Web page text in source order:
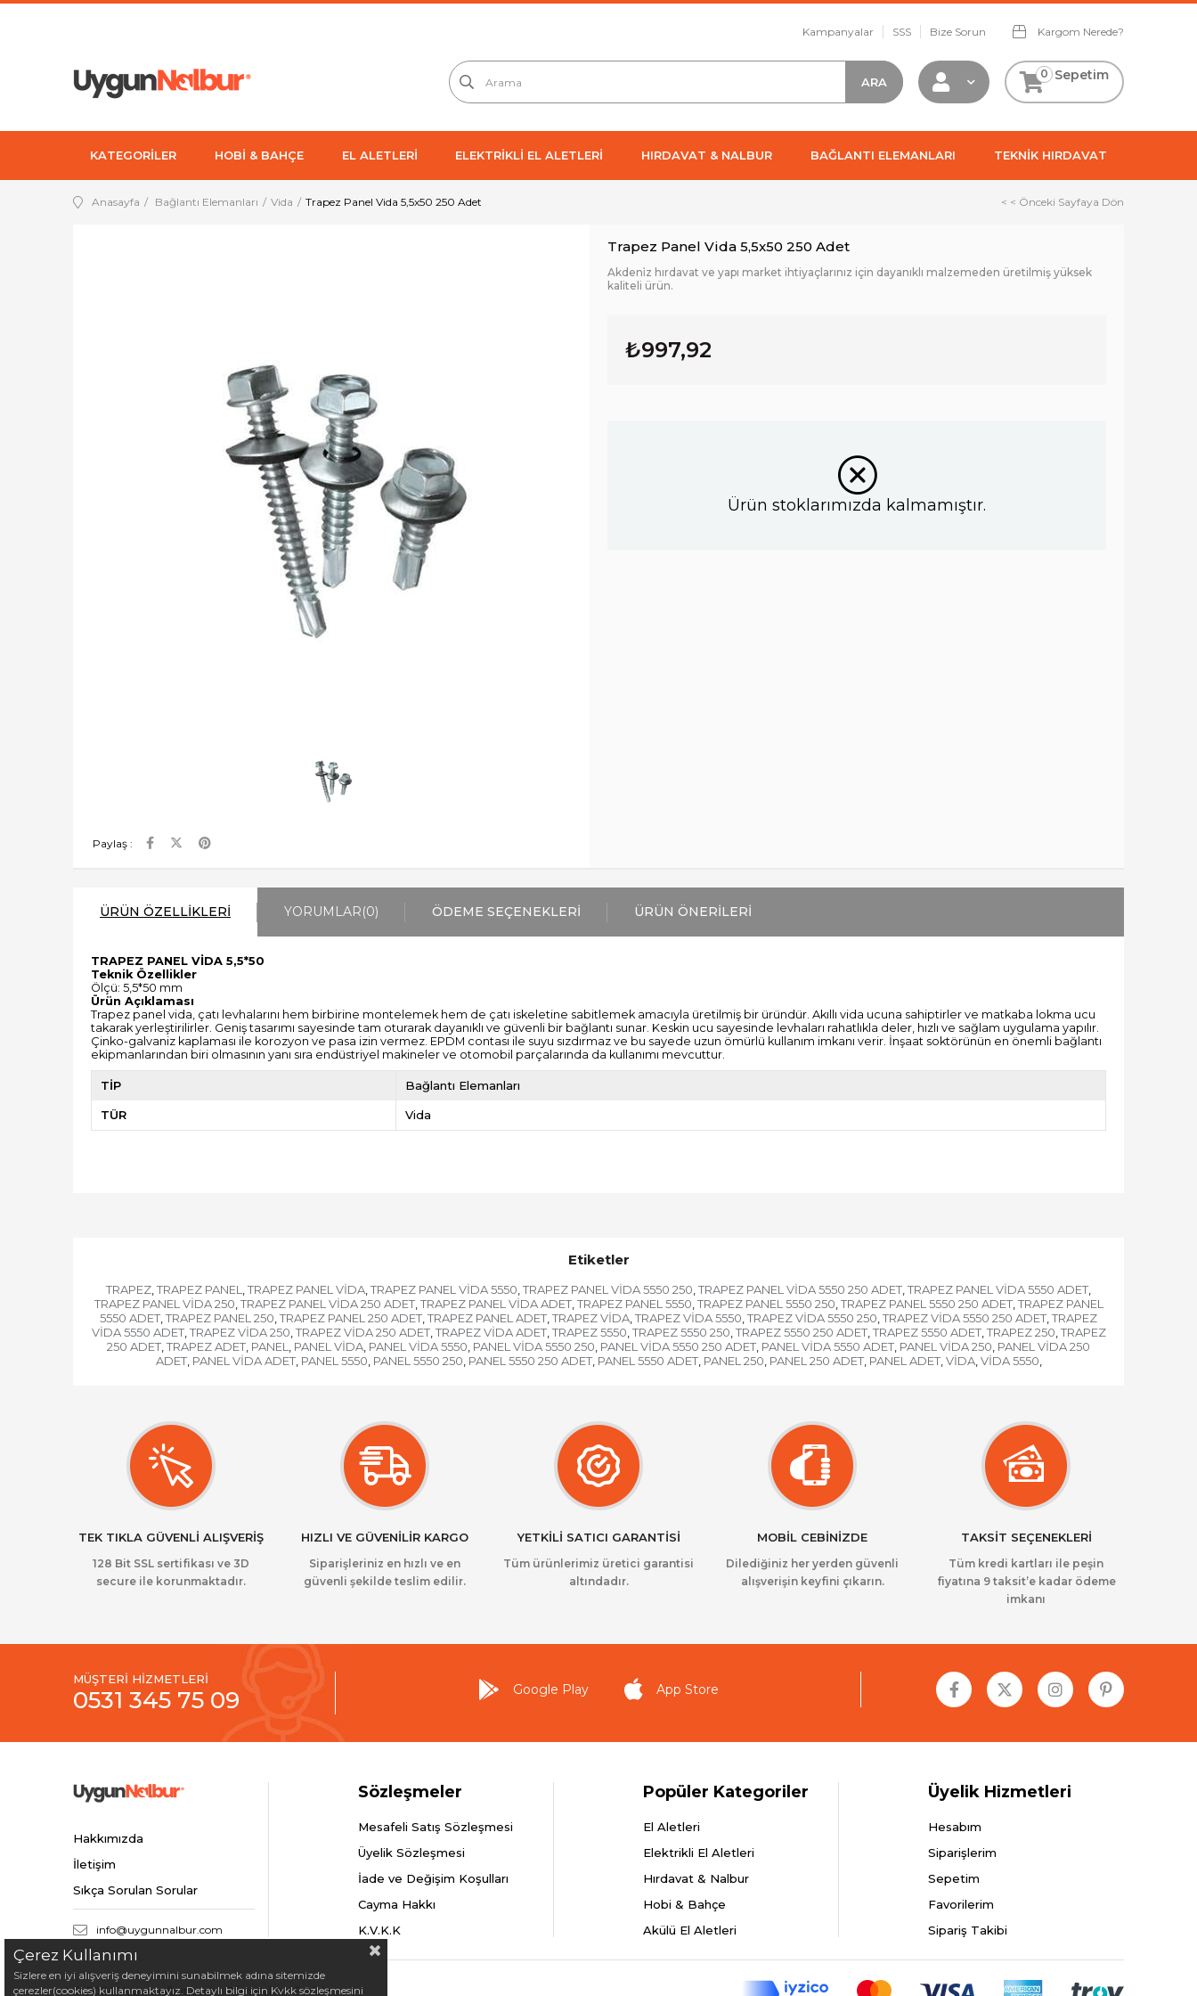
Kampanyalar SSS Bize Sorun Kargom Nerede?
Sepetim
0
KATEGORİLER HOBİ & BAHÇE EL ALETLERİ ELEKTRİKLİ EL ALETLERİ HIRDAVAT & NALBUR BAĞLANTI ELEMANLARI TEKNİK HIRDAVAT
Anasayfa Bağlantı Elemanları Vida Trapez Panel Vida 5,5x50 250 Adet < < Önceki Sayfaya Dön
Paylaş :
Trapez Panel Vida 5,5x50 250 Adet
Akdeni̇z hırdavat ve yapı market ihtiyaçlarınız için dayanıklı malzemeden üretilmiş yüksek
kaliteli ürün.
₺997,92
Ürün stoklarımızda kalmamıştır.
ÜRÜN ÖZELLIKLERI YORUMLAR(0) ÖDEME SEÇENEKLERI ÜRÜN ÖNERILERI
TRAPEZ PANEL VİDA 5,5*50
Teknik Özellikler
Ölçü: 5,5*50 mm
Ürün Açıklaması
Trapez panel vida, çatı levhalarını hem birbirine montelemek hem de çatı iskeletine sabitlemek amacıyla üretilmiş bir üründür. Akıllı vida ucuna sahiptirler ve matkaba lokma ucu
takarak yerleştirilirler. Geniş tasarımı sayesinde tam oturarak dayanıklı ve güvenli bir bağlantı sunar. Keskin ucu sayesinde levhaları rahatlıkla deler, hızlı ve sağlam uygulama yapılır.
Çinko-galvaniz kaplaması ile korozyon ve pasa izin vermez. EPDM contası ile suyu sızdırmaz ve bu sayede uzun ömürlü kullanım imkanı verir. İnşaat soktörünün en önemli bağlantı
ekipmanlarından biri olmasının yanı sıra endüstriyel makineler ve otomobil parçalarında da kullanımı mevcuttur.
TİP Bağlantı Elemanları
TÜR Vida
Etiketler
TRAPEZ, TRAPEZ PANEL , TRAPEZ PANEL VİDA, TRAPEZ PANEL VİDA 5550, TRAPEZ PANEL VİDA 5550 250, TRAPEZ PANEL VİDA 5550 250 ADET, TRAPEZ PANEL VİDA 5550 ADET,
TRAPEZ PANEL VİDA 250, TRAPEZ PANEL VİDA 250 ADET, TRAPEZ PANEL VİDA ADET, TRAPEZ PANEL 5550, TRAPEZ PANEL 5550 250, TRAPEZ PANEL 5550 250 ADET, TRAPEZ PANEL
5550 ADET, TRAPEZ PANEL 250, TRAPEZ PANEL 250 ADET, TRAPEZ PANEL ADET, TRAPEZ VİDA, TRAPEZ VİDA 5550, TRAPEZ VİDA 5550 250, TRAPEZ VİDA 5550 250 ADET, TRAPEZ
VİDA 5550 ADET, TRAPEZ VİDA 250, TRAPEZ VİDA 250 ADET, TRAPEZ VİDA ADET, TRAPEZ 5550, TRAPEZ 5550 250, TRAPEZ 5550 250 ADET, TRAPEZ 5550 ADET, TRAPEZ 250, TRAPEZ
250 ADET, TRAPEZ ADET, PANEL , PANEL VİDA, PANEL VİDA 5550, PANEL VİDA 5550 250, PANEL VİDA 5550 250 ADET, PANEL VİDA 5550 ADET, PANEL VİDA 250, PANEL VİDA 250
ADET, PANEL VİDA ADET, PANEL 5550, PANEL 5550 250, PANEL 5550 250 ADET, PANEL 5550 ADET, PANEL 250, PANEL 250 ADET, PANEL ADET, VİDA, VİDA 5550,
TEK TIKLA GÜVENLİ ALIŞVERİŞ
128 Bit SSL sertifikası ve 3D
secure ile korunmaktadır.
HIZLI VE GÜVENİLİR KARGO
Siparişleriniz en hızlı ve en
güvenli şekilde teslim edilir.
YETKİLİ SATICI GARANTİSİ
Tüm ürünlerimiz üretici garantisi
altındadır.
MOBİL CEBİNİZDE
Dilediğiniz her yerden güvenli
alışverişin keyfini çıkarın.
TAKSİT SEÇENEKLERİ
Tüm kredi kartları ile peşin
fiyatına 9 taksit’e kadar ödeme
imkanı
MÜŞTERİ HİZMETLERİ
0531 345 75 09 Google Play App Store
Hakkımızda
İletişim
Sıkça Sorulan Sorular
info@uygunnalbur.com
Sözleşmeler
Mesafeli Satış Sözleşmesi
Üyelik Sözleşmesi
İade ve Değişim Koşulları
Cayma Hakkı
K.V.K.K
Popüler Kategoriler
El Aletleri
Elektrikli El Aletleri
Hırdavat & Nalbur
Hobi & Bahçe
Akülü El Aletleri
Üyelik Hizmetleri
Hesabım
Siparişlerim
Sepetim
Favorilerim
Sipariş Takibi
© 2024 Uygunnalbur.com - Tüm Hakları Saklıdır.
Çerez Kullanımı
Sizlere en iyi alışveriş deneyimini sunabilmek adına sitemizde
çerezler(cookies) kullanmaktayız. Detaylı bilgi için Kvkk sözleşmesini